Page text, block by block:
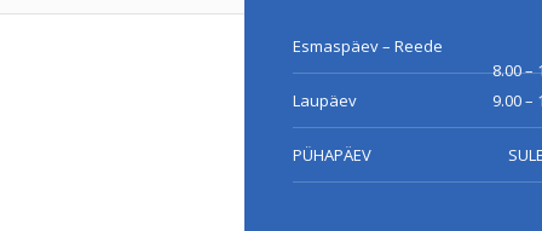
Esmaspäev – Reede
8.00 –
Laupäev
9.00 –
PÜHAPÄEV